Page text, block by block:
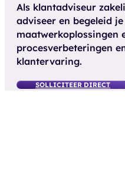
Als klantadviseur
adviseer en begeleid
maatwerkoplossingen
procesverbeteringen
klantervaring.
SOLLICITEER DIRECT